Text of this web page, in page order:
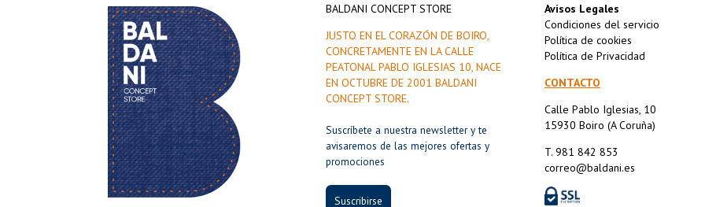
BALDANI CONCEPT STORE
JUSTO EN EL CORAZÓN DE BOIRO,
CONCRETAMENTE EN LA CALLE
PEATONAL PABLO IGLESIAS 10, NACE
EN OCTUBRE DE 2001 BALDANI
CONCEPT STORE.
Suscríbete a nuestra newsletter y te
avisaremos de las mejores ofertas y
promociones
Suscribirse
Avisos Legales
Condiciones del servicio
Política de cookies
Política de Privacidad
CONTACTO
Calle Pablo Iglesias, 10
15930 Boiro (A Coruña)
T. 981 842 853
correo@baldani.es